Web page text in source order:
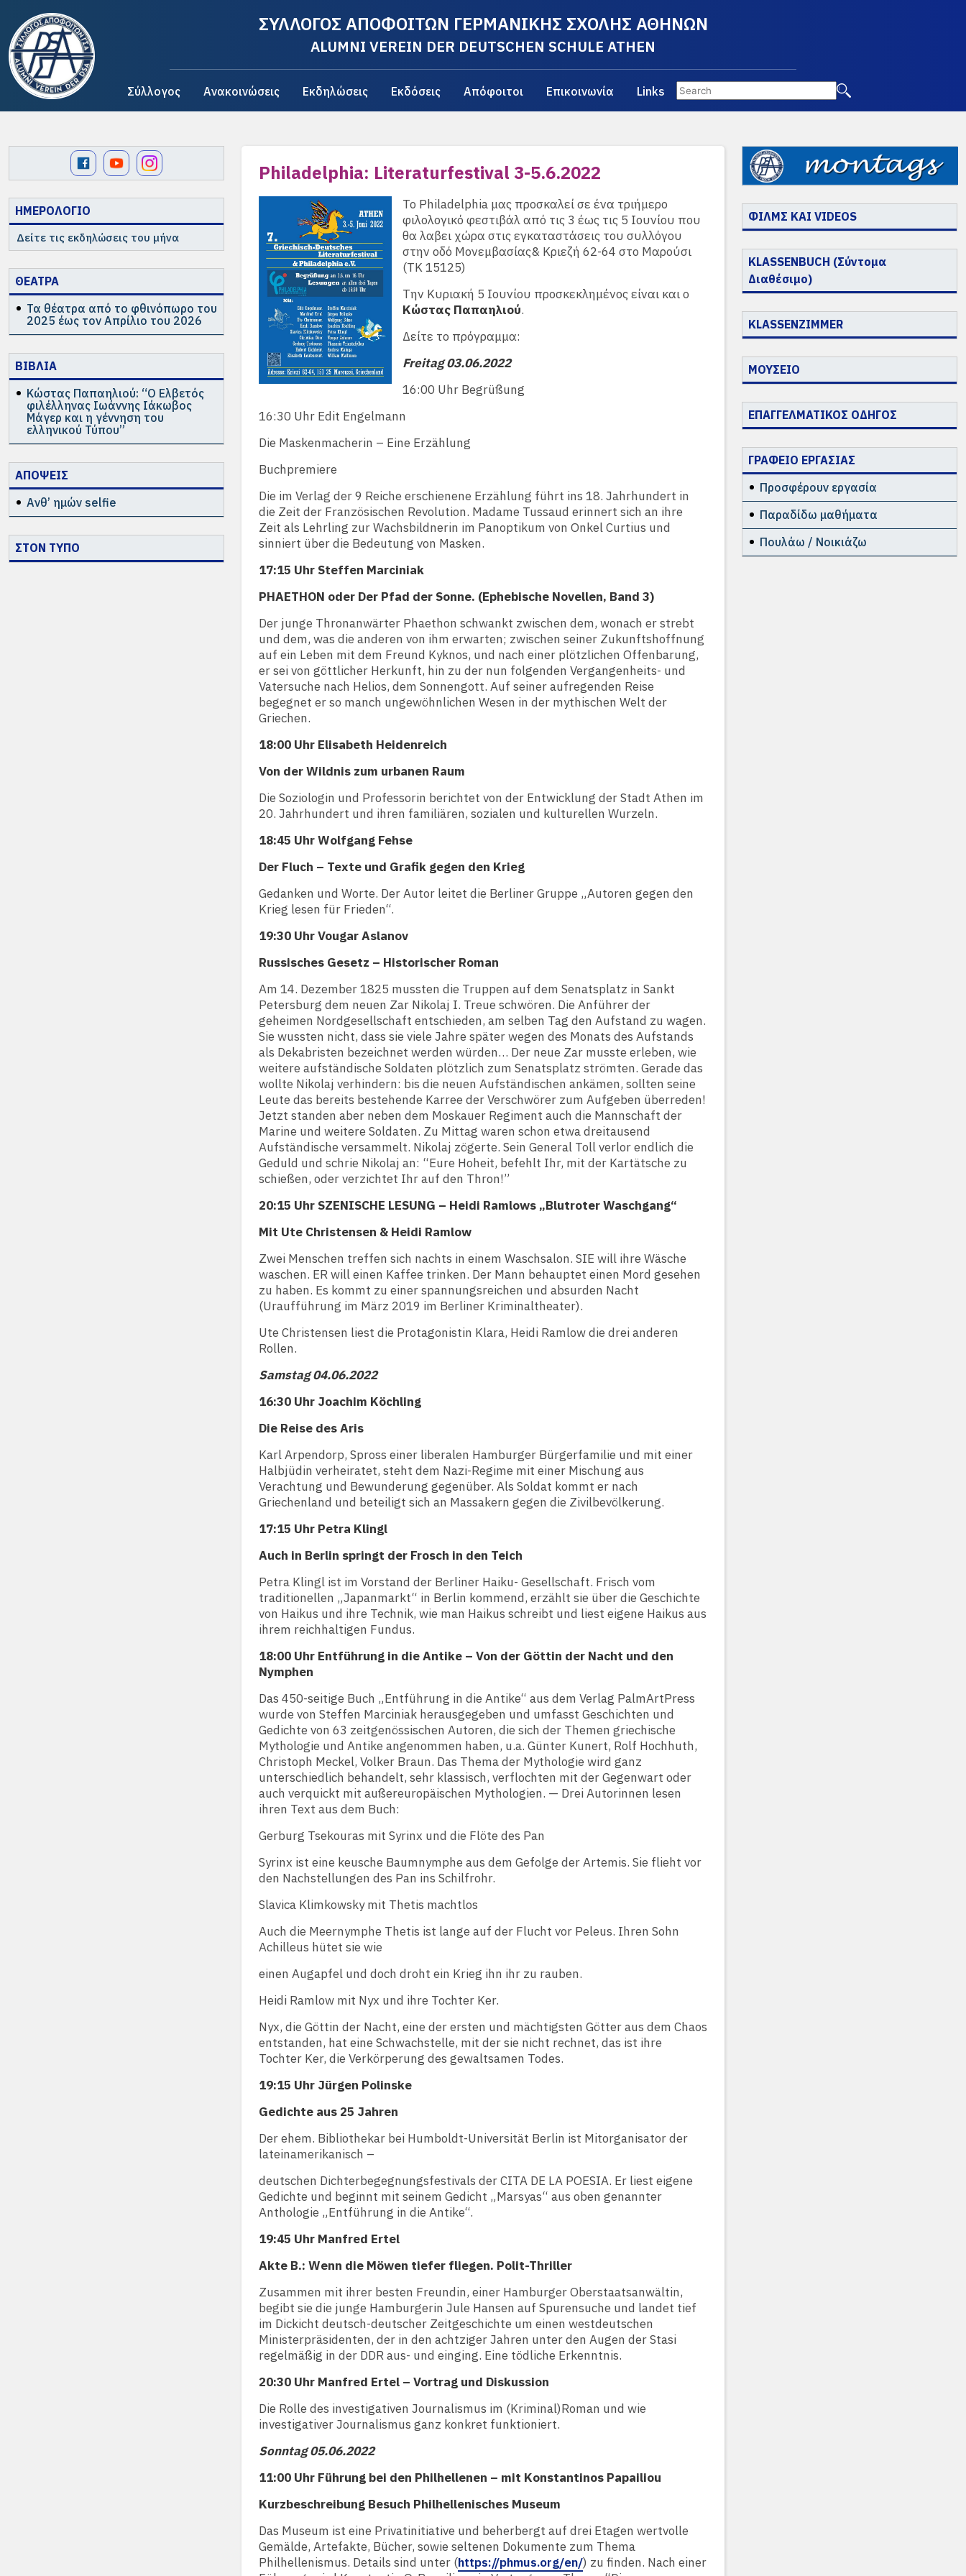
ΣΥΛΛΟΓΟΣ ΑΠΟΦΟΙΤΩΝ ΓΕΡΜΑΝΙΚΗΣ ΣΧΟΛΗΣ ΑΘΗΝΩΝ
ALUMNI VEREIN DER DEUTSCHEN SCHULE ATHEN
Σύλλογος Ανακοινώσεις Εκδηλώσεις Εκδόσεις Απόφοιτοι Επικοινωνία Links
ΗΜΕΡΟΛΟΓΙΟ
Δείτε τις εκδηλώσεις του μήνα
ΘΕΑΤΡΑ
Τα θέατρα από το φθινόπωρο του
2025 έως τον Απρίλιο του 2026
ΒΙΒΛΙΑ
Κώστας Παπαηλιού: “Ο Ελβετός
φιλέλληνας Ιωάννης Ιάκωβος
Μάγερ και η γέννηση του
ελληνικού Τύπου”
ΑΠΟΨΕΙΣ
Ανθ’ ημών selfie
ΣΤΟΝ ΤΥΠΟ
Philadelphia: Literaturfestival 3-5.6.2022
Το Philadelphia μας προσκαλεί σε ένα τριήμερο
φιλολογικό φεστιβάλ από τις 3 έως τις 5 Ιουνίου που
θα λαβει χώρα στις εγκαταστάσεις του συλλόγου
στην οδό Μονεμβασίας& Κριεζή 62-64 στο Μαρούσι
(ΤΚ 15125)
Την Κυριακή 5 Ιουνίου προσκεκλημένος είναι και ο
Κώστας Παπαηλιού.
Δείτε το πρόγραμμα:
Freitag 03.06.2022
16:00 Uhr Begrüßung
16:30 Uhr Edit Engelmann
Die Maskenmacherin – Eine Erzählung
Buchpremiere
Die im Verlag der 9 Reiche erschienene Erzählung führt ins 18. Jahrhundert in
die Zeit der Französischen Revolution. Madame Tussaud erinnert sich an ihre
Zeit als Lehrling zur Wachsbildnerin im Panoptikum von Onkel Curtius und
sinniert über die Bedeutung von Masken.
17:15 Uhr Steffen Marciniak
PHAETHON oder Der Pfad der Sonne. (Ephebische Novellen, Band 3)
Der junge Thronanwärter Phaethon schwankt zwischen dem, wonach er strebt
und dem, was die anderen von ihm erwarten; zwischen seiner Zukunftshoffnung
auf ein Leben mit dem Freund Kyknos, und nach einer plötzlichen Offenbarung,
er sei von göttlicher Herkunft, hin zu der nun folgenden Vergangenheits- und
Vatersuche nach Helios, dem Sonnengott. Auf seiner aufregenden Reise
begegnet er so manch ungewöhnlichen Wesen in der mythischen Welt der
Griechen.
18:00 Uhr Elisabeth Heidenreich
Von der Wildnis zum urbanen Raum
Die Soziologin und Professorin berichtet von der Entwicklung der Stadt Athen im
20. Jahrhundert und ihren familiären, sozialen und kulturellen Wurzeln.
18:45 Uhr Wolfgang Fehse
Der Fluch – Texte und Grafik gegen den Krieg
Gedanken und Worte. Der Autor leitet die Berliner Gruppe „Autoren gegen den
Krieg lesen für Frieden“.
19:30 Uhr Vougar Aslanov
Russisches Gesetz – Historischer Roman
Am 14. Dezember 1825 mussten die Truppen auf dem Senatsplatz in Sankt
Petersburg dem neuen Zar Nikolaj I. Treue schwören. Die Anführer der
geheimen Nordgesellschaft entschieden, am selben Tag den Aufstand zu wagen.
Sie wussten nicht, dass sie viele Jahre später wegen des Monats des Aufstands
als Dekabristen bezeichnet werden würden… Der neue Zar musste erleben, wie
weitere aufständische Soldaten plötzlich zum Senatsplatz strömten. Gerade das
wollte Nikolaj verhindern: bis die neuen Aufständischen ankämen, sollten seine
Leute das bereits bestehende Karree der Verschwörer zum Aufgeben überreden!
Jetzt standen aber neben dem Moskauer Regiment auch die Mannschaft der
Marine und weitere Soldaten. Zu Mittag waren schon etwa dreitausend
Aufständische versammelt. Nikolaj zögerte. Sein General Toll verlor endlich die
Geduld und schrie Nikolaj an: “Eure Hoheit, befehlt Ihr, mit der Kartätsche zu
schießen, oder verzichtet Ihr auf den Thron!”
20:15 Uhr SZENISCHE LESUNG – Heidi Ramlows „Blutroter Waschgang“
Mit Ute Christensen & Heidi Ramlow
Zwei Menschen treffen sich nachts in einem Waschsalon. SIE will ihre Wäsche
waschen. ER will einen Kaffee trinken. Der Mann behauptet einen Mord gesehen
zu haben. Es kommt zu einer spannungsreichen und absurden Nacht
(Uraufführung im März 2019 im Berliner Kriminaltheater).
Ute Christensen liest die Protagonistin Klara, Heidi Ramlow die drei anderen
Rollen.
Samstag 04.06.2022
16:30 Uhr Joachim Köchling
Die Reise des Aris
Karl Arpendorp, Spross einer liberalen Hamburger Bürgerfamilie und mit einer
Halbjüdin verheiratet, steht dem Nazi-Regime mit einer Mischung aus
Verachtung und Bewunderung gegenüber. Als Soldat kommt er nach
Griechenland und beteiligt sich an Massakern gegen die Zivilbevölkerung.
17:15 Uhr Petra Klingl
Auch in Berlin springt der Frosch in den Teich
Petra Klingl ist im Vorstand der Berliner Haiku- Gesellschaft. Frisch vom
traditionellen „Japanmarkt“ in Berlin kommend, erzählt sie über die Geschichte
von Haikus und ihre Technik, wie man Haikus schreibt und liest eigene Haikus aus
ihrem reichhaltigen Fundus.
18:00 Uhr Entführung in die Antike – Von der Göttin der Nacht und den
Nymphen
Das 450-seitige Buch „Entführung in die Antike“ aus dem Verlag PalmArtPress
wurde von Steffen Marciniak herausgegeben und umfasst Geschichten und
Gedichte von 63 zeitgenössischen Autoren, die sich der Themen griechische
Mythologie und Antike angenommen haben, u.a. Günter Kunert, Rolf Hochhuth,
Christoph Meckel, Volker Braun. Das Thema der Mythologie wird ganz
unterschiedlich behandelt, sehr klassisch, verflochten mit der Gegenwart oder
auch verquickt mit außereuropäischen Mythologien. — Drei Autorinnen lesen
ihren Text aus dem Buch:
Gerburg Tsekouras mit Syrinx und die Flöte des Pan
Syrinx ist eine keusche Baumnymphe aus dem Gefolge der Artemis. Sie flieht vor
den Nachstellungen des Pan ins Schilfrohr.
Slavica Klimkowsky mit Thetis machtlos
Auch die Meernymphe Thetis ist lange auf der Flucht vor Peleus. Ihren Sohn
Achilleus hütet sie wie
einen Augapfel und doch droht ein Krieg ihn ihr zu rauben.
Heidi Ramlow mit Nyx und ihre Tochter Ker.
Nyx, die Göttin der Nacht, eine der ersten und mächtigsten Götter aus dem Chaos
entstanden, hat eine Schwachstelle, mit der sie nicht rechnet, das ist ihre
Tochter Ker, die Verkörperung des gewaltsamen Todes.
19:15 Uhr Jürgen Polinske
Gedichte aus 25 Jahren
Der ehem. Bibliothekar bei Humboldt-Universität Berlin ist Mitorganisator der
lateinamerikanisch –
deutschen Dichterbegegnungsfestivals der CITA DE LA POESIA. Er liest eigene
Gedichte und beginnt mit seinem Gedicht „Marsyas“ aus oben genannter
Anthologie „Entführung in die Antike“.
19:45 Uhr Manfred Ertel
Akte B.: Wenn die Möwen tiefer fliegen. Polit-Thriller
Zusammen mit ihrer besten Freundin, einer Hamburger Oberstaatsanwältin,
begibt sie die junge Hamburgerin Jule Hansen auf Spurensuche und landet tief
im Dickicht deutsch-deutscher Zeitgeschichte um einen westdeutschen
Ministerpräsidenten, der in den achtziger Jahren unter den Augen der Stasi
regelmäßig in der DDR aus- und einging. Eine tödliche Erkenntnis.
20:30 Uhr Manfred Ertel – Vortrag und Diskussion
Die Rolle des investigativen Journalismus im (Kriminal)Roman und wie
investigativer Journalismus ganz konkret funktioniert.
Sonntag 05.06.2022
11:00 Uhr Führung bei den Philhellenen – mit Konstantinos Papailiou
Kurzbeschreibung Besuch Philhellenisches Museum
Das Museum ist eine Privatinitiative und beherbergt auf drei Etagen wertvolle
Gemälde, Artefakte, Bücher, sowie seltenen Dokumente zum Thema
Philhellenismus. Details sind unter (https://phmus.org/en/) zu finden. Nach einer
ΦΙΛΜΣ ΚΑΙ VIDEOS
KLASSENBUCH (Σύντομα
Διαθέσιμο)
KLASSENZIMMER
ΜΟΥΣΕΙΟ
ΕΠΑΓΓΕΛΜΑΤΙΚΟΣ ΟΔΗΓΟΣ
ΓΡΑΦΕΙΟ ΕΡΓΑΣΙΑΣ
Προσφέρουν εργασία
Παραδίδω μαθήματα
Πουλάω / Νοικιάζω